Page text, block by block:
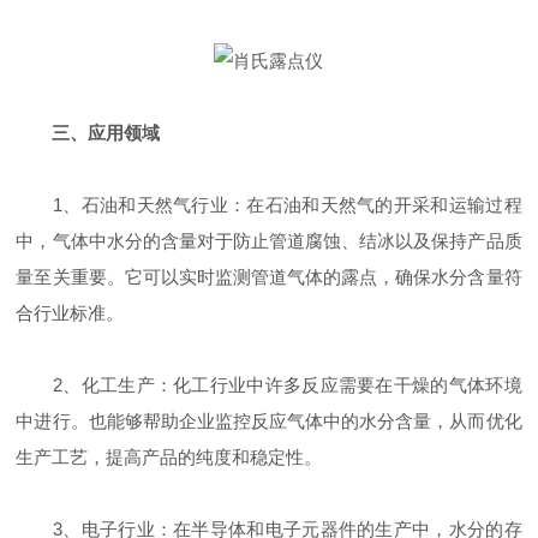
三、应用领域
1、石油和天然气行业：在石油和天然气的开采和运输过程
中，气体中水分的含量对于防止管道腐蚀、结冰以及保持产品质
量至关重要。它可以实时监测管道气体的露点，确保水分含量符
合行业标准。
2、化工生产：化工行业中许多反应需要在干燥的气体环境
中进行。也能够帮助企业监控反应气体中的水分含量，从而优化
生产工艺，提高产品的纯度和稳定性。
3、电子行业：在半导体和电子元器件的生产中，水分的存